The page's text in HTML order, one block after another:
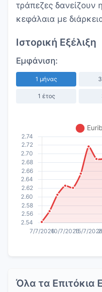
τράπεζες δανείζουν
κεφάλαια με
Ιστορική Εξέλιξη
Εμφάνιση:
1 μήνας
1 έτος
Όλα τα Επιτόκια